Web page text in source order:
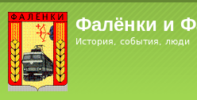
Фалёнки и
История, события, люди